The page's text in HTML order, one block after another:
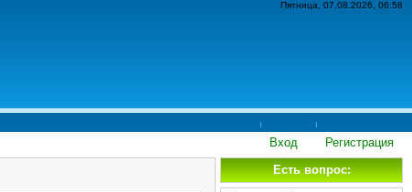
Пятница, 07.08.2026, 06:58
Регистрация
Вход
Есть вопрос: